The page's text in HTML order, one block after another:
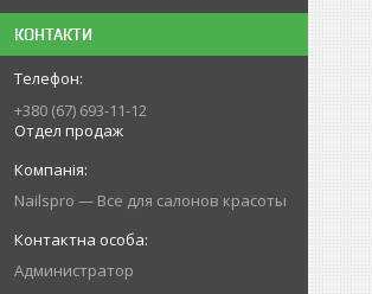
КОНТАКТИ
+380 (67) 693-11-12
Отдел продаж
Nailspro — Все для салонов красоты
Администратор